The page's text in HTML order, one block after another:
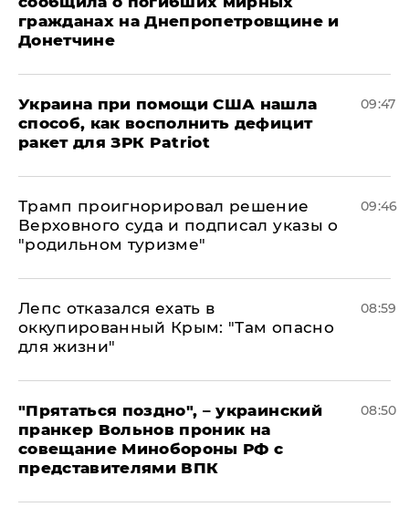
гражданах на Днепропетровщине и
Донетчине
Украина при помощи США нашла
способ, как восполнить дефицит
ракет для ЗРК Patriot
09:47
Трамп проигнорировал решение
Верховного суда и подписал указы о
"родильном туризме"
09:46
Лепс отказался ехать в
оккупированный Крым: "Там опасно
для жизни"
08:59
"Прятаться поздно", – украинский
пранкер Вольнов проник на
совещание Минобороны РФ с
представителями ВПК
08:50